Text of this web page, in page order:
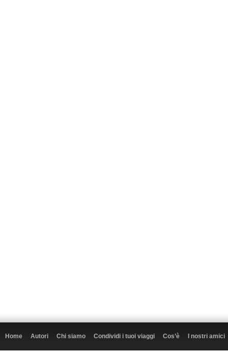
Home Autori Chi siamo Condividi i tuoi viaggi Cos’è I nostri amici